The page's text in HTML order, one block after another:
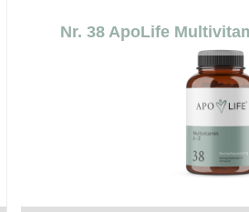
Nr. 38 ApoLife